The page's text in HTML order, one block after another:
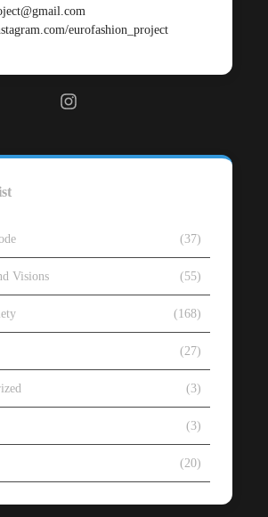
eurofashion_project
(37)
Visions (55)
(168)
(27)
(3)
(3)
(20)